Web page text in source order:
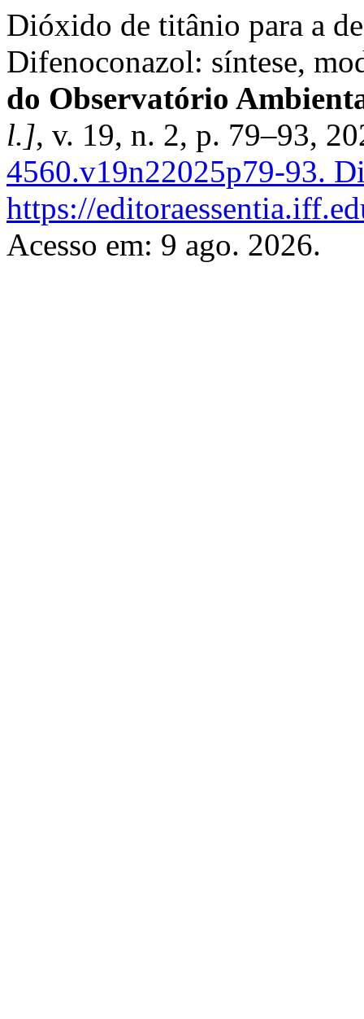
Dióxido de titânio para a
Difenoconazol: síntese,
do Observatório
l.], v. 19, n. 2, p. 79–93,
4560.v19n22025p79-93.
https://
Acesso em: 9 ago. 2026.